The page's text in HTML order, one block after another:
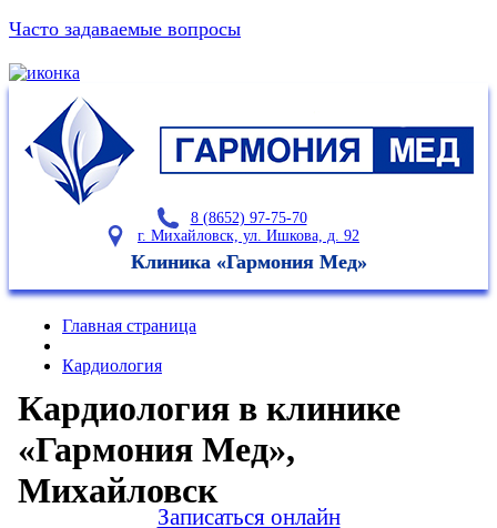
Часто задаваемые вопросы
8 (8652) 97-75-70
г. Михайловск, ул. Ишкова, д. 92
Клиника «Гармония Мед»
Главная страница
Кардиология
Кардиология в клинике
«Гармония Мед»,
Михайловск
Записаться онлайн